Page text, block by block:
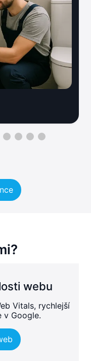
webu
Vitals, rychlejší
v Google.